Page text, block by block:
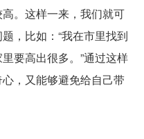
。这样一来，我们就可
，比如：“我在市里找到
要高出很多。”通过这样
，又能够避免给自己带